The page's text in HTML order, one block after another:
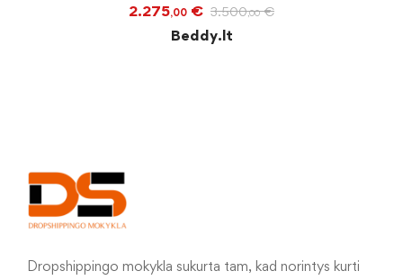
2.275,00 € 3.500,00 €
Beddy.lt
Dropshippingo mokykla sukurta tam, kad norintys kurti